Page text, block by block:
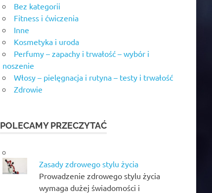
Bez kategorii
Fitness i ćwiczenia
Inne
Kosmetyka i uroda
Perfumy – zapachy i trwałość – wybór i
noszenie
Włosy – pielęgnacja i rutyna – testy i trwałość
Zdrowie
POLECAMY PRZECZYTAĆ
Zasady zdrowego stylu życia
Prowadzenie zdrowego stylu życia
wymaga dużej świadomości i